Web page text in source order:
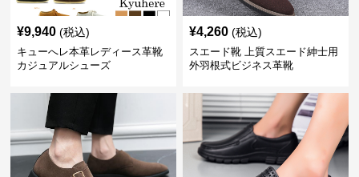
¥9,940 (税込)
キューへレ本革レディース革靴
カジュアルシューズ
¥4,260 (税込)
スエード靴 上質スエード紳士用
外羽根式ビジネス革靴